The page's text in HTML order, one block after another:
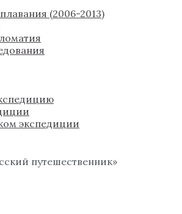
(2006-2013)
экспедиции
путешественник»